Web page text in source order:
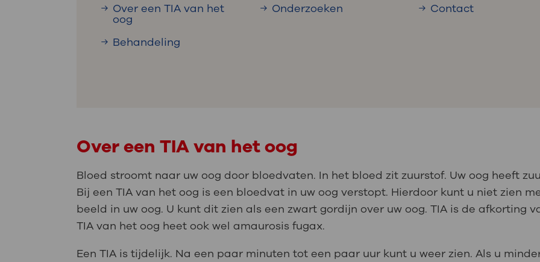
Werken bij OLVG
Over een TIA van het
oog
Behandeling
Onderzoeken Contact
Over een TIA van het oog
Bloed stroomt naar uw oog door bloedvaten. In het bloed zit zuurstof. Uw oog heeft
Bij een TIA van het oog is een bloedvat in uw oog verstopt. Hierdoor kunt u niet zien
beeld in uw oog. U kunt dit zien als een zwart gordijn over uw oog. TIA is de afkorting
TIA van het oog heet ook wel amaurosis fugax.
Een TIA is tijdelijk. Na een paar minuten tot een paar uur kunt u weer zien. Als u